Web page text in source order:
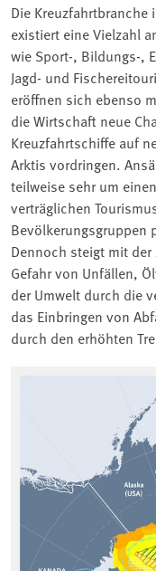
Die Kreuzfahrtbranche
existiert eine Vielzahl
wie Sport-, Bildungs-,
Jagd- und
eröffnen sich ebenso
die Wirtschaft neue
Kreuzfahrtschiffe auf
Arktis vordringen.
teilweise sehr um
verträglichen
Bevölkerungsgruppen
Dennoch steigt mit
Gefahr von Unfällen,
der Umwelt durch die
das Einbringen von
durch den erhöhten
Associated